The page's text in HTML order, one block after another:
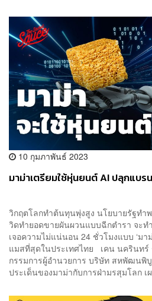
10 กุมภาพันธ์ 2023
มาม่าเตรียมใช้หุ่นยนต์ AI ปลุกแบร
วิกฤตโลกทำต้นทุนพุ่งสูง นโยบายรัฐทำ
วิดทำยอดขายผันผวนแบบฉีกตำรา จะ
เจอความไม่แน่นอน 24 ชั่วโมงแบบ ‘มา
แมสที่สุดในประเทศไทย เคน นครินท
กรรมการผู้อำนวยการ บริษัท สหพัฒนพิ
ประเด็นของมาม่ากับการฝ่ามรสุมโลก เผ